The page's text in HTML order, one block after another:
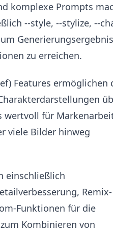
komplexe Prompts
--style, --stylize, --
zu erreichen.
Features ermöglichen
wertvoll für
viele Bilder hinweg
einschließlich
Remix-
Funktionen für die
Kombinieren von